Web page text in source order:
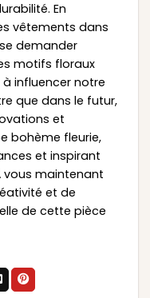
En
vêtements dans
demander
motifs floraux
influencer notre
que dans le futur,
et
bohème fleurie,
et inspirant
vous maintenant
et de
de cette pièce